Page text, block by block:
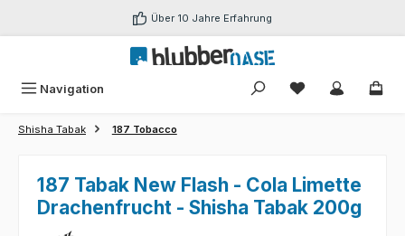
Zum Hauptinhalt springen Über 10 Jahre Erfahrung
Navigation Du hast 0
Shisha Tabak 187 Tobacco
187 Tabak New Flash - Cola Limette
Drachenfrucht - Shisha Tabak 200g